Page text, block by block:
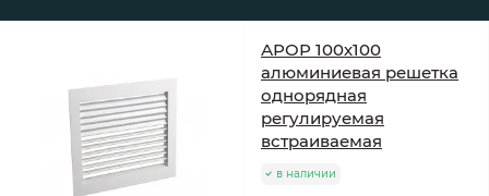
АРОР 100х100
алюминиевая решетка
однорядная
регулируемая
встраиваемая
в наличии